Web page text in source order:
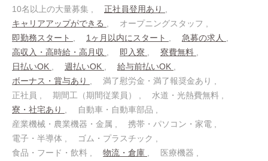
10名以上の大量募集
正社員登用あり
キャリアアップができる
オープニングスタッフ
即勤務スタート
1ヶ月以内にスタート
急募の求人
高収入・高時給・高月収
即入寮
寮費無料
日払いOK
週払いOK
給与前払いOK
ボーナス・賞与あり
満了慰労金・満了報奨金あり
正社員
期間工（期間従業員）
水道・光熱費無料
寮・社宅あり
自動車・自動車部品
産業機械・農業機器・金属
携帯・パソコン・家電
電子・半導体
ゴム・プラスチック
食品・フード・飲料
物流・倉庫
医療機器